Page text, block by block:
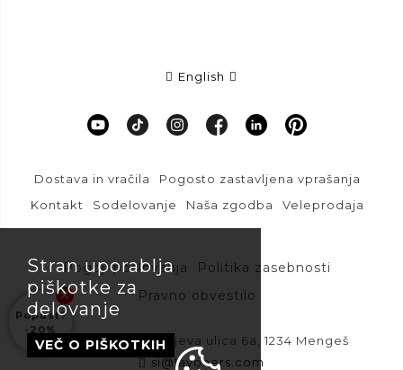
English
Dostava in vračila
Pogosto zastavljena vprašanja
Kontakt
Sodelovanje Naša zgodba Veleprodaja
Pogoji poslovanja
Politika zasebnosti
Pravno obvestilo
DFVU d.o.o., Liparjeva ulica 6a, 1234 Mengeš
si@layoners.com
Stran uporablja
piškotke za
delovanje
VEČ O PIŠKOTKIH
Popust?
-20%